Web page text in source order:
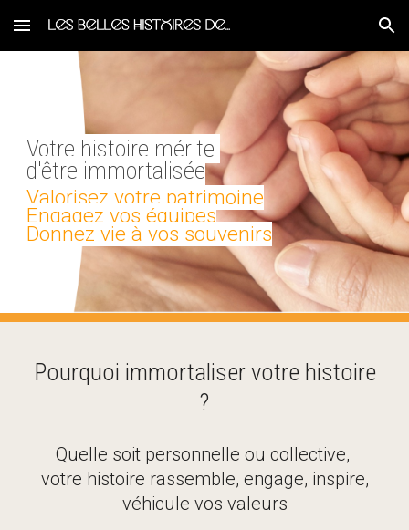
Skip to main content Skip to navigation
Votre histoire mérite
d'être immortalisée
Valorisez votre patrimoine
Engagez vos équipes
Donnez vie à vos souvenirs
Pourquoi immortaliser votre histoire
?
Quelle soit personnelle ou collective,
votre histoire rassemble, engage, inspire,
véhicule vos valeurs